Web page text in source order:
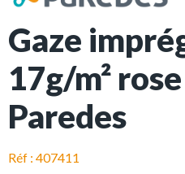
Gaze
17g/m²
Paredes
Réf : 407411